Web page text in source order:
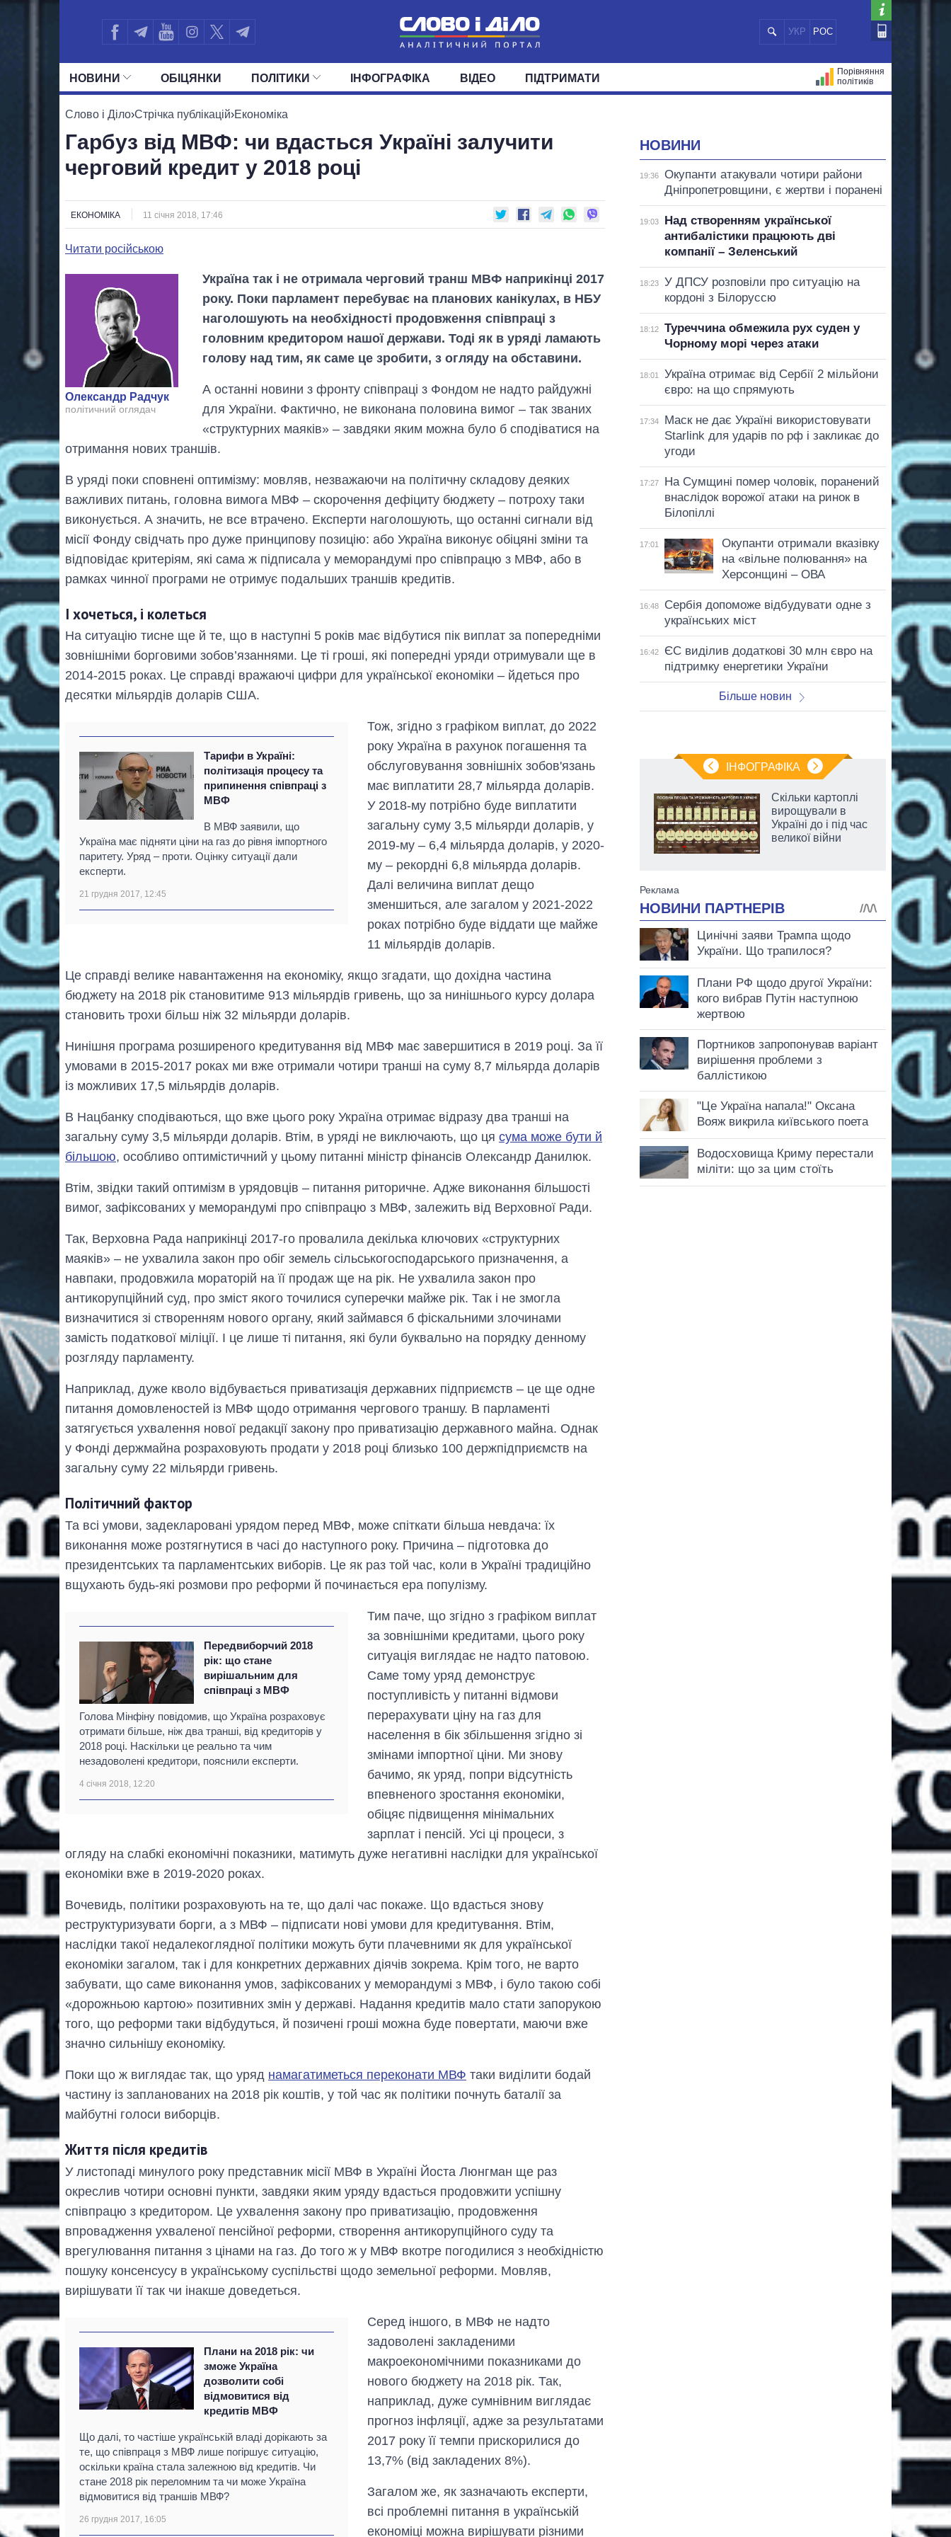
УКР РОС
НОВИНИ
ПОЛІТИКА ЕКОНОМІКА СУСПІЛЬСТВО
ОБIЦЯНКИ ПОЛIТИКИ
УСІ ПОЛІТИКИ ПРЕЗИДЕНТ І ОФІС
ДЕПУТАТИ КОМІТЕТИ ФРАКЦІЇ ОКРУГИ
ІНФОГРАФІКА ВІДЕО ПІДТРИМАТИ
Порівняння
політиків
Слово і Діло›Стрічка публікацій›Економіка
Гарбуз від МВФ: чи вдасться Україні залучити
черговий кредит у 2018 році
ЕКОНОМІКА 11 січня 2018, 17:46
Читати російською
Олександр Радчук
політичний оглядач
Україна так і не отримала черговий транш МВФ наприкінці 2017
року. Поки парламент перебуває на планових канікулах, в НБУ
наголошують на необхідності продовження співпраці з
головним кредитором нашої держави. Тоді як в уряді ламають
голову над тим, як саме це зробити, з огляду на обставини.
А останні новини з фронту співпраці з Фондом не надто райдужні
для України. Фактично, не виконана половина вимог – так званих
«структурних маяків» – завдяки яким можна було б сподіватися на
отримання нових траншів.
В уряді поки сповнені оптимізму: мовляв, незважаючи на політичну складову деяких
важливих питань, головна вимога МВФ – скорочення дефіциту бюджету – потроху таки
виконується. А значить, не все втрачено. Експерти наголошують, що останні сигнали від
місії Фонду свідчать про дуже принципову позицію: або Україна виконує обіцяні зміни та
відповідає критеріям, які сама ж підписала у меморандумі про співпрацю з МВФ, або в
рамках чинної програми не отримує подальших траншів кредитів.
І хочеться, і колеться
На ситуацію тисне ще й те, що в наступні 5 років має відбутися пік виплат за попередніми
зовнішніми борговими зобов’язаннями. Це ті гроші, які попередні уряди отримували ще в
2014-2015 роках. Це справді вражаючі цифри для української економіки – йдеться про
десятки мільярдів доларів США.
Тарифи в Україні:
політизація процесу та
припинення співпраці з
МВФ
В МВФ заявили, що
Україна має підняти ціни на газ до рівня імпортного
паритету. Уряд – проти. Оцінку ситуації дали
експерти.
21 грудня 2017, 12:45
Тож, згідно з графіком виплат, до 2022
року Україна в рахунок погашення та
обслуговування зовнішніх зобов'язань
має виплатити 28,7 мільярда доларів.
У 2018-му потрібно буде виплатити
загальну суму 3,5 мільярди доларів, у
2019-му – 6,4 мільярда доларів, у 2020-
му – рекордні 6,8 мільярда доларів.
Далі величина виплат дещо
зменшиться, але загалом у 2021-2022
роках потрібно буде віддати ще майже
11 мільярдів доларів.
Це справді велике навантаження на економіку, якщо згадати, що дохідна частина
бюджету на 2018 рік становитиме 913 мільярдів гривень, що за нинішнього курсу долара
становить трохи більш ніж 32 мільярди доларів.
Нинішня програма розширеного кредитування від МВФ має завершитися в 2019 році. За її
умовами в 2015-2017 роках ми вже отримали чотири транші на суму 8,7 мільярда доларів
із можливих 17,5 мільярдів доларів.
В Нацбанку сподіваються, що вже цього року Україна отримає відразу два транші на
загальну суму 3,5 мільярди доларів. Втім, в уряді не виключають, що ця сума може бути й
більшою, особливо оптимістичний у цьому питанні міністр фінансів Олександр Данилюк.
Втім, звідки такий оптимізм в урядовців – питання риторичне. Адже виконання більшості
вимог, зафіксованих у меморандумі про співпрацю з МВФ, залежить від Верховної Ради.
Так, Верховна Рада наприкінці 2017-го провалила декілька ключових «структурних
маяків» – не ухвалила закон про обіг земель сільськогосподарського призначення, а
навпаки, продовжила мораторій на її продаж ще на рік. Не ухвалила закон про
антикорупційний суд, про зміст якого точилися суперечки майже рік. Так і не змогла
визначитися зі створенням нового органу, який займався б фіскальними злочинами
замість податкової міліції. І це лише ті питання, які були буквально на порядку денному
розгляду парламенту.
Наприклад, дуже кволо відбувається приватизація державних підприємств – це ще одне
питання домовленостей із МВФ щодо отримання чергового траншу. В парламенті
затягується ухвалення нової редакції закону про приватизацію державного майна. Однак
у Фонді держмайна розраховують продати у 2018 році близько 100 держпідприємств на
загальну суму 22 мільярди гривень.
Політичний фактор
Та всі умови, задекларовані урядом перед МВФ, може спіткати більша невдача: їх
виконання може розтягнутися в часі до наступного року. Причина – підготовка до
президентських та парламентських виборів. Це як раз той час, коли в Україні традиційно
вщухають будь-які розмови про реформи й починається ера популізму.
Передвиборчий 2018
рік: що стане
вирішальним для
співпраці з МВФ
Голова Мінфіну повідомив, що Україна розраховує
отримати більше, ніж два транші, від кредиторів у
2018 році. Наскільки це реально та чим
незадоволені кредитори, пояснили експерти.
4 січня 2018, 12:20
Тим паче, що згідно з графіком виплат
за зовнішніми кредитами, цього року
ситуація виглядає не надто патовою.
Саме тому уряд демонструє
поступливість у питанні відмови
перерахувати ціну на газ для
населення в бік збільшення згідно зі
змінами імпортної ціни. Ми знову
бачимо, як уряд, попри відсутність
впевненого зростання економіки,
обіцяє підвищення мінімальних
зарплат і пенсій. Усі ці процеси, з
огляду на слабкі економічні показники, матимуть дуже негативні наслідки для української
економіки вже в 2019-2020 роках.
Вочевидь, політики розраховують на те, що далі час покаже. Що вдасться знову
реструктуризувати борги, а з МВФ – підписати нові умови для кредитування. Втім,
наслідки такої недалекоглядної політики можуть бути плачевними як для української
економіки загалом, так і для конкретних державних діячів зокрема. Крім того, не варто
забувати, що саме виконання умов, зафіксованих у меморандумі з МВФ, і було такою собі
«дорожньою картою» позитивних змін у державі. Надання кредитів мало стати запорукою
того, що реформи таки відбудуться, й позичені гроші можна буде повертати, маючи вже
значно сильнішу економіку.
Поки що ж виглядає так, що уряд намагатиметься переконати МВФ таки виділити бодай
частину із запланованих на 2018 рік коштів, у той час як політики почнуть баталії за
майбутні голоси виборців.
Життя після кредитів
У листопаді минулого року представник місії МВФ в Україні Йоста Люнгман ще раз
окреслив чотири основні пункти, завдяки яким уряду вдасться продовжити успішну
співпрацю з кредитором. Це ухвалення закону про приватизацію, продовження
впровадження ухваленої пенсійної реформи, створення антикорупційного суду та
врегулювання питання з цінами на газ. До того ж у МВФ вкотре погодилися з необхідністю
пошуку консенсусу в українському суспільстві щодо земельної реформи. Мовляв,
вирішувати її так чи інакше доведеться.
Плани на 2018 рік: чи
зможе Україна
дозволити собі
відмовитися від
кредитів МВФ
Що далі, то частіше українській владі дорікають за
те, що співпраця з МВФ лише погіршує ситуацію,
оскільки країна стала залежною від кредитів. Чи
стане 2018 рік переломним та чи може Україна
відмовитися від траншів МВФ?
26 грудня 2017, 16:05
Серед іншого, в МВФ не надто
задоволені закладеними
макроекономічними показниками до
нового бюджету на 2018 рік. Так,
наприклад, дуже сумнівним виглядає
прогноз інфляції, адже за результатами
2017 року її темпи прискорилися до
13,7% (від закладених 8%).
Загалом же, як зазначають експерти,
всі проблемні питання в українській
економіці можна вирішувати різними
НОВИНИ
19:36
Окупанти атакували чотири райони
Дніпропетровщини, є жертви і поранені
19:03
Над створенням української
антибалістики працюють дві
компанії – Зеленський
18:23
У ДПСУ розповіли про ситуацію на
кордоні з Білоруссю
18:12
Туреччина обмежила рух суден у
Чорному морі через атаки
18:01
Україна отримає від Сербії 2 мільйони
євро: на що спрямують
17:34
Маск не дає Україні використовувати
Starlink для ударів по рф і закликає до
угоди
17:27
На Сумщині помер чоловік, поранений
внаслідок ворожої атаки на ринок в
Білопіллі
17:01
Окупанти отримали вказівку
на «вільне полювання» на
Херсонщині – ОВА
16:48
Сербія допоможе відбудувати одне з
українських міст
16:42
ЄС виділив додаткові 30 млн євро на
підтримку енергетики України
Більше новин
ІНФОГРАФІКА
років: хто і як
довго обіймав
посаду керівника
СЗР
Скільки картоплі
вирощували в
Україні до і під час
великої війни